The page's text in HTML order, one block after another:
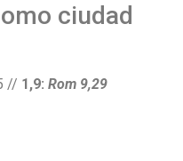
ciudad
// 1,9: Rom 9,29